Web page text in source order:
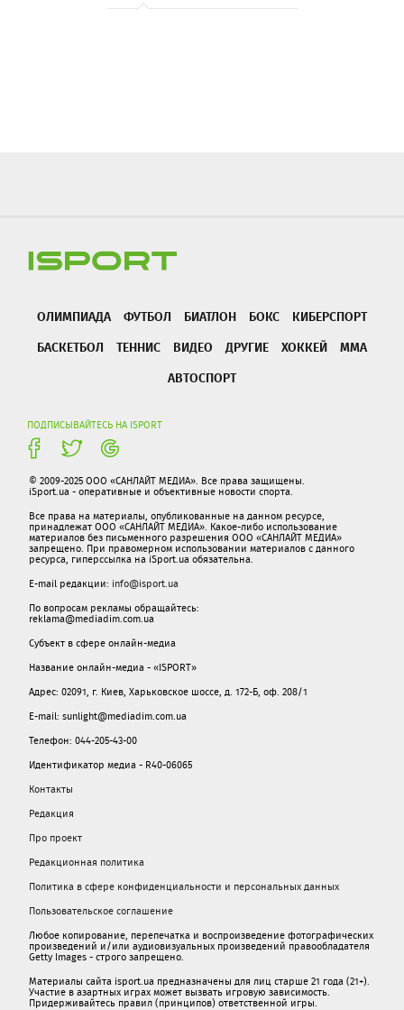
ОЛИМПИАДА ФУТБОЛ БИАТЛОН БОКС
КИБЕРСПОРТ
БАСКЕТБОЛ
ТЕННИС ВИДЕО ДРУГИЕ ХОККЕЙ
ММА
АВТОСПОРТ
ПОДПИСЫВАЙТЕСЬ НА ISPORT
© 2009-2025 ООО «САНЛАЙТ МЕДИА». Все права защищены.
iSport.ua - оперативные и объективные новости спорта.
Все права на материалы, опубликованные на данном ресурсе,
принадлежат ООО «САНЛАЙТ МЕДИА». Какое-либо использование
материалов без письменного разрешения ООО «САНЛАЙТ МЕДИА»
запрещено. При правомерном использовании материалов с данного
ресурса, гиперссылка на iSport.ua обязательна.
E-mail редакции: info@isport.ua
По вопросам рекламы обращайтесь:
reklama@mediadim.com.ua
Субъект в сфере онлайн-медиа
Название онлайн-медиа - «ISPORT»
Адрес: 02091, г. Киев, Харьковское шоссе, д. 172-Б, оф. 208/1
E-mail: sunlight@mediadim.com.ua
Телефон: 044-205-43-00
Идентификатор медиа - R40-06065
Контакты
Редакция
Про проект
Редакционная политика
Политика в сфере конфиденциальности и персональных данных
Пользовательское соглашение
Любое копирование, перепечатка и воспроизведение фотографических
произведений и/или аудиовизуальных произведений правообладателя
Getty Images - строго запрещено.
Материалы сайта isport.ua предназначены для лиц старше 21 года (21+).
Участие в азартных играх может вызвать игровую зависимость.
Придерживайтесь правил (принципов) ответственной игры.